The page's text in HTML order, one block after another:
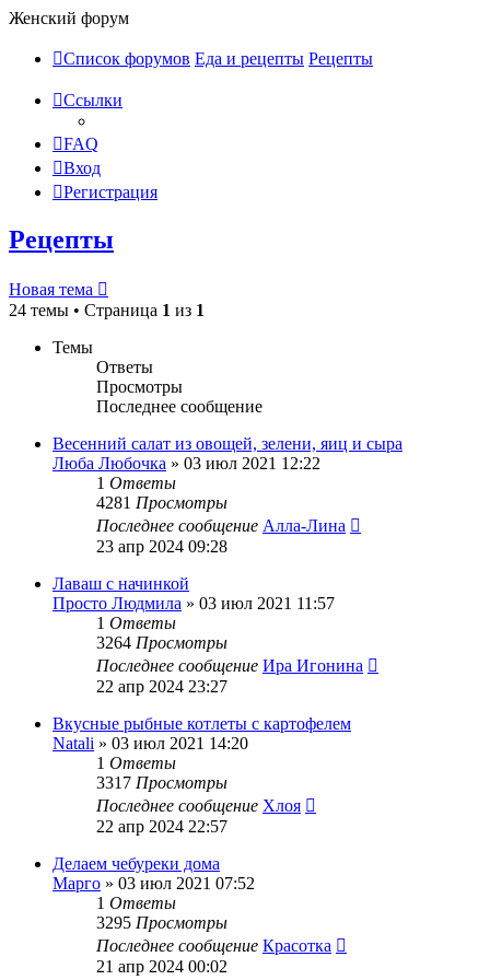
Женский форум
Список форумов Еда и рецепты Рецепты
Ссылки
FAQ
Вход
Регистрация
Рецепты
Новая тема
24 темы • Страница 1 из 1
Темы
Ответы
Просмотры
Последнее сообщение
Весенний салат из овощей, зелени, яиц и сыра
Люба Любочка » 03 июл 2021 12:22
1 Ответы
4281 Просмотры
Последнее сообщение Алла-Лина
23 апр 2024 09:28
Лаваш с начинкой
Просто Людмила » 03 июл 2021 11:57
1 Ответы
3264 Просмотры
Последнее сообщение Ира Игонина
22 апр 2024 23:27
Вкусные рыбные котлеты с картофелем
Natali » 03 июл 2021 14:20
1 Ответы
3317 Просмотры
Последнее сообщение Хлоя
22 апр 2024 22:57
Делаем чебуреки дома
Марго » 03 июл 2021 07:52
1 Ответы
3295 Просмотры
Последнее сообщение Красотка
21 апр 2024 00:02